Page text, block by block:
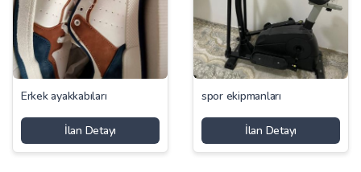
Erkek ayakkabıları
İlan Detayı
spor ekipmanları
İlan Detayı